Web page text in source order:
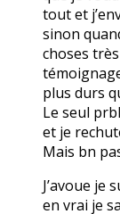
tout et
sinon
choses
plus durs
Le seul
et je
Mais bn
J’avoue je
en vrai je